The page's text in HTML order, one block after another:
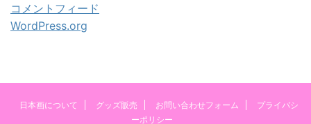
コメントフィード
WordPress.org
日本画について グッズ販売 お問い合わせフォーム
プライバシ
ーポリシー